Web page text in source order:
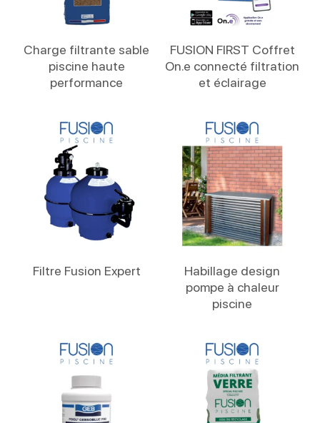
Charge filtrante sable
piscine haute
performance
FUSION FIRST Coffret
On.e connecté filtration
et éclairage
Filtre Fusion Expert
Habillage design
pompe à chaleur
piscine